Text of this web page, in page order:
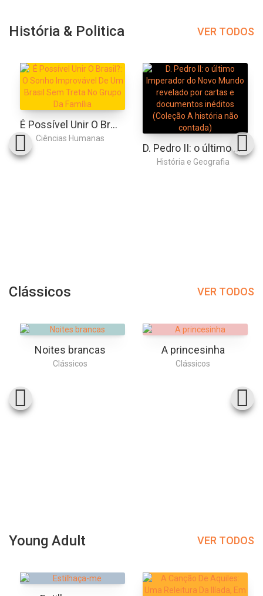
História & Politica VER TODOS
É Possível Unir O Brasil?: O Sonho Improvável De Um Brasil Sem Treta No Grupo Da Família
Ciências Humanas
D. Pedro II: o último Imperador do Novo Mundo revelado por cartas e documentos inéditos (Coleção A história não contada)
História e Geografia
Clássicos VER TODOS
Noites brancas
Clássicos
A princesinha
Clássicos
Young Adult VER TODOS